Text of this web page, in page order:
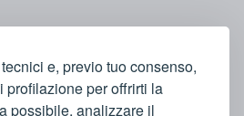
e, previo tuo consenso,
profilazione per offrirti la
possibile, analizzare il